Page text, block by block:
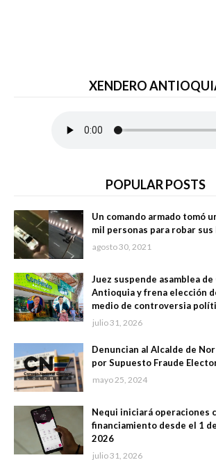
XENDERO
POPULAR POSTS
Un comando armado tomó
mil personas para robar sus
agosto 30, 2021
Juez suspende asamblea
Antioquia y frena elección
medio de controversia
julio 31, 2026
Denuncian al Alcalde de
por Supuesto Fraude
mayo 25, 2024
Nequi iniciará operaciones
financiamiento desde el 1
2026
julio 31, 2026